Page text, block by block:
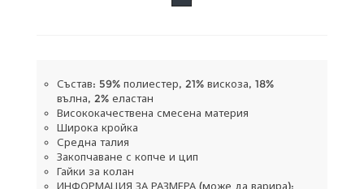
Състав: 59% полиестер, 21% вискоза, 18%
вълна, 2% еластан
Висококачествена смесена материя
Широка кройка
Средна талия
Закопчаване с копче и цип
Гайки за колан
ИНФОРМАЦИЯ ЗА РАЗМЕРА (може да варира):